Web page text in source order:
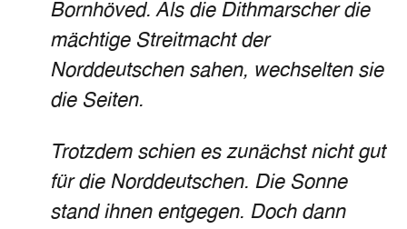
Bornhöved. Als die Dithmarscher die
mächtige Streitmacht der
Norddeutschen sahen, wechselten sie
die Seiten.
Trotzdem schien es zunächst nicht gut
für die Norddeutschen. Die Sonne
stand ihnen entgegen. Doch dann